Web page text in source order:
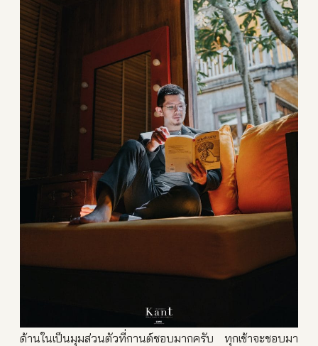
ด้านในเป็นมุมส่วนตัวที่กานต์ชอบมากครับ ทุกเช้าจะชอบมา